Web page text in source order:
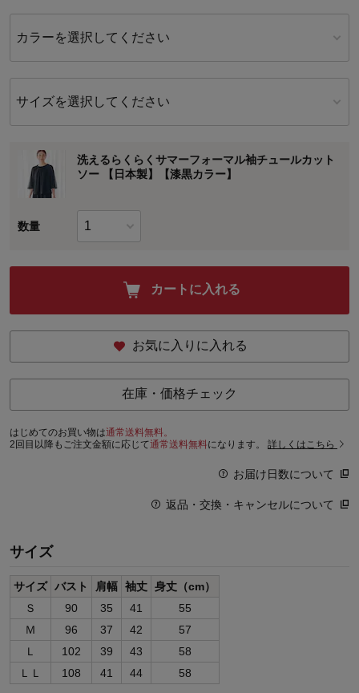
カラーを選択してください
サイズを選択してください
洗えるらくらくサマーフォーマル袖チュールカット
ソー 【日本製】【漆黒カラー】
数量
カートに入れる
お気に入りに入れる
在庫・価格チェック
はじめてのお買い物は通常送料無料。
2回目以降もご注文金額に応じて通常送料無料になります。 詳しくはこちら
お届け日数について
返品・交換・キャンセルについて
サイズ
サイズ バスト 肩幅 袖丈 身丈（cm）
Ｓ
90 35 41
55
Ｍ
96 37 42
57
Ｌ
102 39 43
58
ＬＬ
108 41 44 58